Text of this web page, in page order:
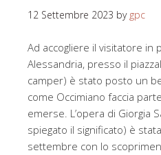
12 Settembre 2023 by gpc
Ad accogliere il visitatore in
Alessandria, presso il
camper) è stato posto un
come Occimiano faccia
emerse. L’opera di Giorgia
spiegato il significato) è
settembre con lo